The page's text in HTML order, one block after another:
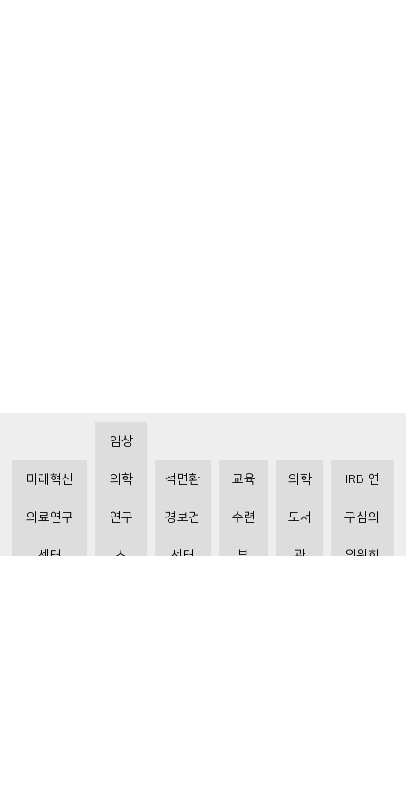
미래혁신
의료연구
센터
임상
의학
연구
소
석면환
경보건
센터
교육
수련
부
의학
도서
관
IRB 연
구심의
위원회